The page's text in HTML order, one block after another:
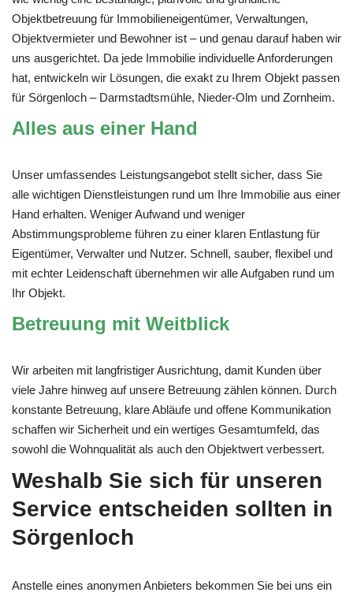
Objektbetreuung für Immobilieneigentümer, Verwaltungen,
Objektvermieter und Bewohner ist – und genau darauf haben wir
uns ausgerichtet. Da jede Immobilie individuelle Anforderungen
hat, entwickeln wir Lösungen, die exakt zu Ihrem Objekt passen
für Sörgenloch – Darmstadtsmühle, Nieder-Olm und Zornheim.
Alles aus einer Hand
Unser umfassendes Leistungsangebot stellt sicher, dass Sie
alle wichtigen Dienstleistungen rund um Ihre Immobilie aus einer
Hand erhalten. Weniger Aufwand und weniger
Abstimmungsprobleme führen zu einer klaren Entlastung für
Eigentümer, Verwalter und Nutzer. Schnell, sauber, flexibel und
mit echter Leidenschaft übernehmen wir alle Aufgaben rund um
Ihr Objekt.
Betreuung mit Weitblick
Wir arbeiten mit langfristiger Ausrichtung, damit Kunden über
viele Jahre hinweg auf unsere Betreuung zählen können. Durch
konstante Betreuung, klare Abläufe und offene Kommunikation
schaffen wir Sicherheit und ein wertiges Gesamtumfeld, das
sowohl die Wohnqualität als auch den Objektwert verbessert.
Weshalb Sie sich für unseren
Service entscheiden sollten in
Sörgenloch
Anstelle eines anonymen Anbieters bekommen Sie bei uns ein